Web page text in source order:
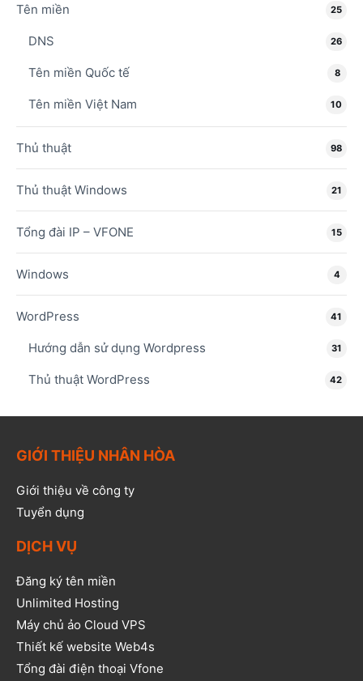
Tên miền 25
DNS 26
Tên miền Quốc tế 8
Tên miền Việt Nam 10
Thủ thuật 98
Thủ thuật Windows 21
Tổng đài IP – VFONE 15
Windows 4
WordPress 41
Hướng dẫn sử dụng Wordpress 31
Thủ thuật WordPress 42
GIỚI THIỆU NHÂN HÒA
Giới thiệu về công ty
Tuyển dụng
DỊCH VỤ
Đăng ký tên miền
Unlimited Hosting
Máy chủ ảo Cloud VPS
Thiết kế website Web4s
Tổng đài điện thoại Vfone